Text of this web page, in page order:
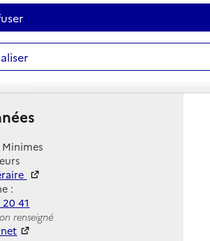
Minimes
:
41
renseigné